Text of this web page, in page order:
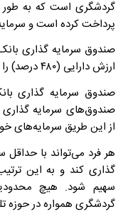
پرداخت کرده است و
ارزش دارایی (۴۸۰ درصد) را در نظام بانکی و غیربانکی داشته است.
صندوق سرمایه گذاری
صندوق‌های سرمایه گذاری
از این طریق سرمایه‌های
هر فرد می‌تواند با حداقل
گذاری کند و به این
سهیم شود. هیچ
گردشگری همواره در حوزه